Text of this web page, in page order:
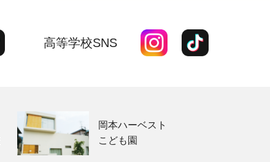
高等学校SNS
岡本ハーベスト
こども園